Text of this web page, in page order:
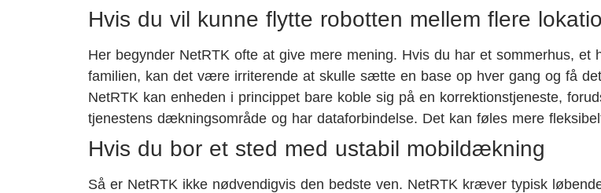
Hvis du vil kunne flytte robotten mellem flere
Her begynder NetRTK ofte at give mere mening. Hvis du har et sommerhus, et
familien, kan det være irriterende at skulle sætte en base op hver gang og få
NetRTK kan enheden i princippet bare koble sig på en korrektionstjeneste,
tjenestens dækningsområde og har dataforbindelse. Det kan føles mere
Hvis du bor et sted med ustabil mobildækning
Så er NetRTK ikke nødvendigvis den bedste ven. NetRTK kræver typisk